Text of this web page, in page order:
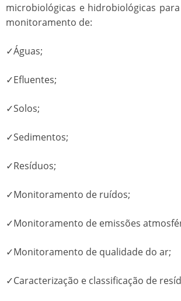
microbiológicas e hidrobiológicas
monitoramento de:
✓Águas;
✓Efluentes;
✓Solos;
✓Sedimentos;
✓Resíduos;
✓Monitoramento de ruídos;
✓Monitoramento de emissões
✓Monitoramento de qualidade do ar;
✓Caracterização e classificação de